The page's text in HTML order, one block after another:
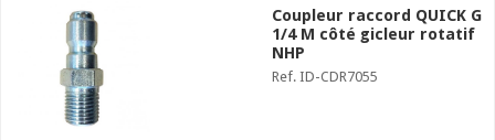
Coupleur raccord QUICK G
1/4 M côté gicleur rotatif
NHP
Ref. ID-CDR7055